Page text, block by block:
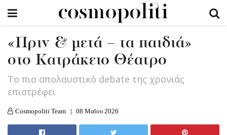
«Πριν & μετά – τα παιδιά»
στο Κατράκειο Θέατρο
Το πιο απολαυστικό debate της χρονιάς
επιστρέφει
Cosmopoliti Team 08 Μαΐου 2026